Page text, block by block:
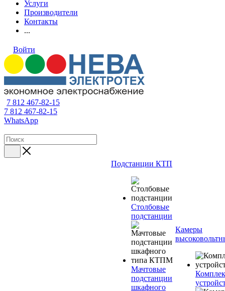
Услуги
Производители
Контакты
...
Войти
7 812 467-82-15
7 812 467-82-15
WhatsApp
Подстанции КТП
Столбовые
подстанции
Мачтовые
подстанции
шкафного
Камеры